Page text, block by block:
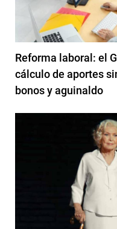
Reforma laboral: el
cálculo de aportes
bonos y aguinaldo